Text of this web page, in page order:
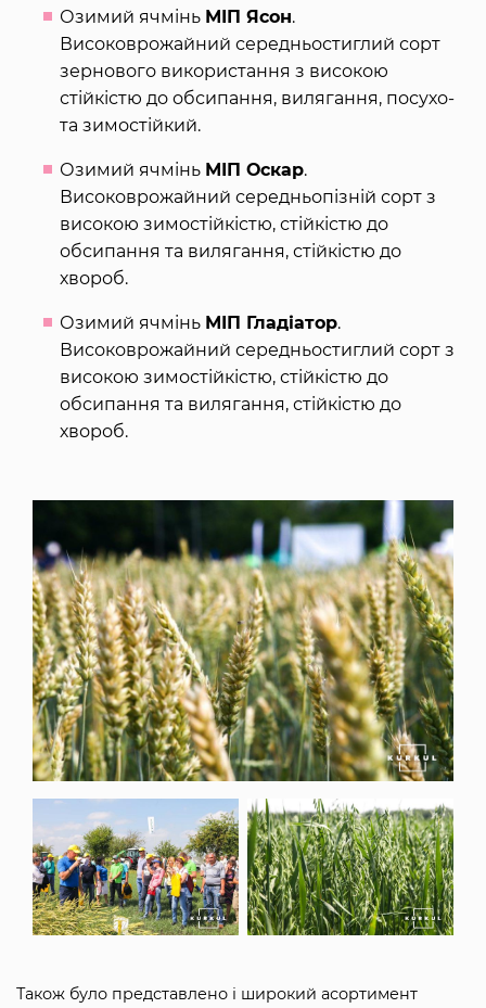
Озимий ячмінь МІП Ясон.
Високоврожайний середньостиглий сорт
зернового використання з високою
стійкістю до обсипання, вилягання, посухо-
та зимостійкий.
Озимий ячмінь МІП Оскар.
Високоврожайний середньопізній сорт з
високою зимостійкістю, стійкістю до
обсипання та вилягання, стійкістю до
хвороб.
Озимий ячмінь МІП Гладіатор.
Високоврожайний середньостиглий сорт з
високою зимостійкістю, стійкістю до
обсипання та вилягання, стійкістю до
хвороб.
Також було представлено і широкий асортимент